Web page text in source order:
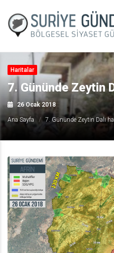
Haritalar
7. Gününde Zeytin
26 Ocak 2018
Ana Sayfa 7. Gününde Zeytin Dalı